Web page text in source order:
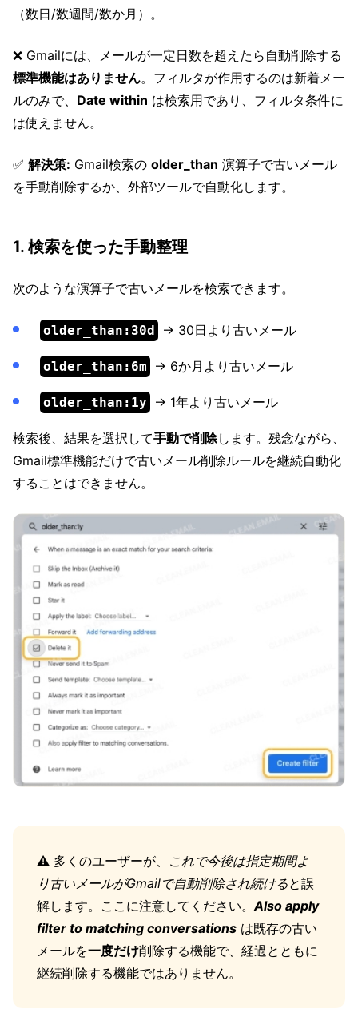
（数日/数週間/数か月）。
❌ Gmailには、メールが一定日数を超えたら自動削除する
標準機能はありません。フィルタが作用するのは新着メー
ルのみで、 Date within は検索用であり、フィルタ条件に
は使えません。
✅ 解決策: Gmail検索の older_than 演算子で古いメール
を手動削除するか、外部ツールで自動化します。
1. 検索を使った手動整理
次のような演算子で古いメールを検索できます。
older_than:30d → 30日より古いメール
older_than:6m → 6か月より古いメール
older_than:1y → 1年より古いメール
検索後、結果を選択して手動で削除します。残念ながら、
Gmail標準機能だけで古いメール削除ルールを継続自動化
することはできません。
⚠️ 多くのユーザーが、 これで今後は指定期間よ
り古いメールがGmailで自動削除され続けると誤
解します。ここに注意してください。Also apply
filter to matching conversations は既存の古い
メールを一度だけ削除する機能で、経過とともに
継続削除する機能ではありません。